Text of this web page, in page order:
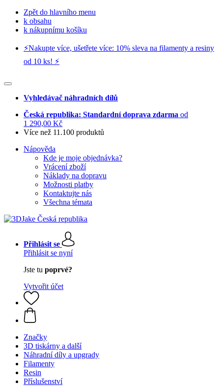
Zpět do hlavního menu
k obsahu
k nákupnímu košíku
⚡️Nakupte více, ušetřete více: 10% sleva na filamenty a resiny
od 10 ks! ⚡️
Vyhledávač náhradních dílů
Česká republika: Standardní doprava zdarma od
1 290,00 Kč
Více než 11.100 produktů
Nápověda
Kde je moje objednávka?
Vrácení zboží
Náklady na dopravu
Možnosti platby
Kontaktujte nás
Všechna témata
Přihlásit se
Přihlásit se nyní
Jste tu poprvé?
Vytvořit účet
Značky
3D tiskárny a další
Náhradní díly a upgrady
Filamenty
Resin
Příslušenství